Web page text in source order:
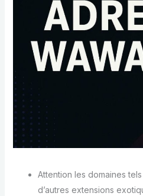
Attention les domaines
d’autres extensions